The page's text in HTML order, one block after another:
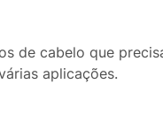
de cabelo que
aplicações.